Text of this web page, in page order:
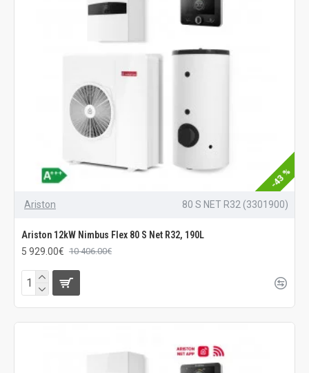
-43 %
Ariston 80 S NET R32 (3301900)
Ariston 12kW Nimbus Flex 80 S Net R32, 190L
5 929.00€ 10 406.00€